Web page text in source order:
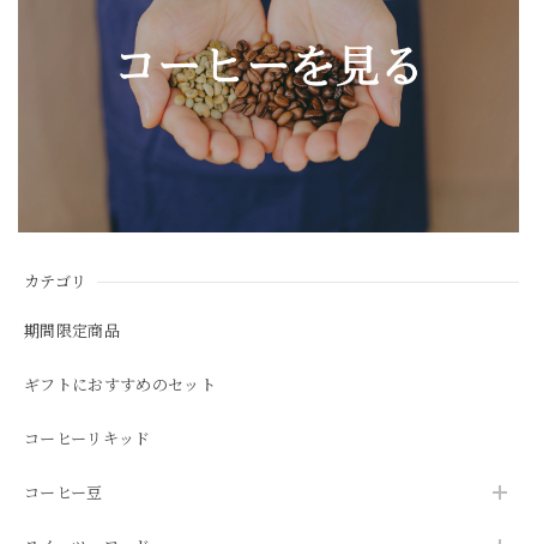
カテゴリ
期間限定商品
ギフトにおすすめのセット
コーヒーリキッド
コーヒー豆